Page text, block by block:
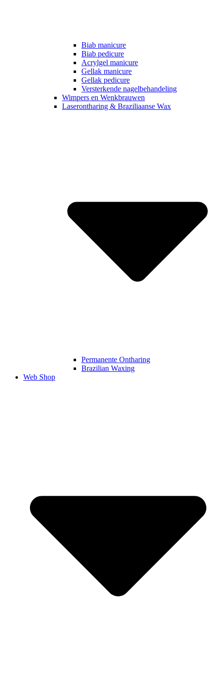
Biab manicure
Biab pedicure
Acrylgel manicure
Gellak manicure
Gellak pedicure
Versterkende nagelbehandeling
Wimpers en Wenkbrauwen
Laserontharing & Braziliaanse Wax
Permanente Ontharing​
Brazilian Waxing
Web Shop